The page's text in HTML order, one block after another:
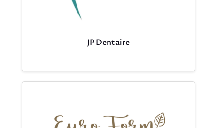
JP Dentaire